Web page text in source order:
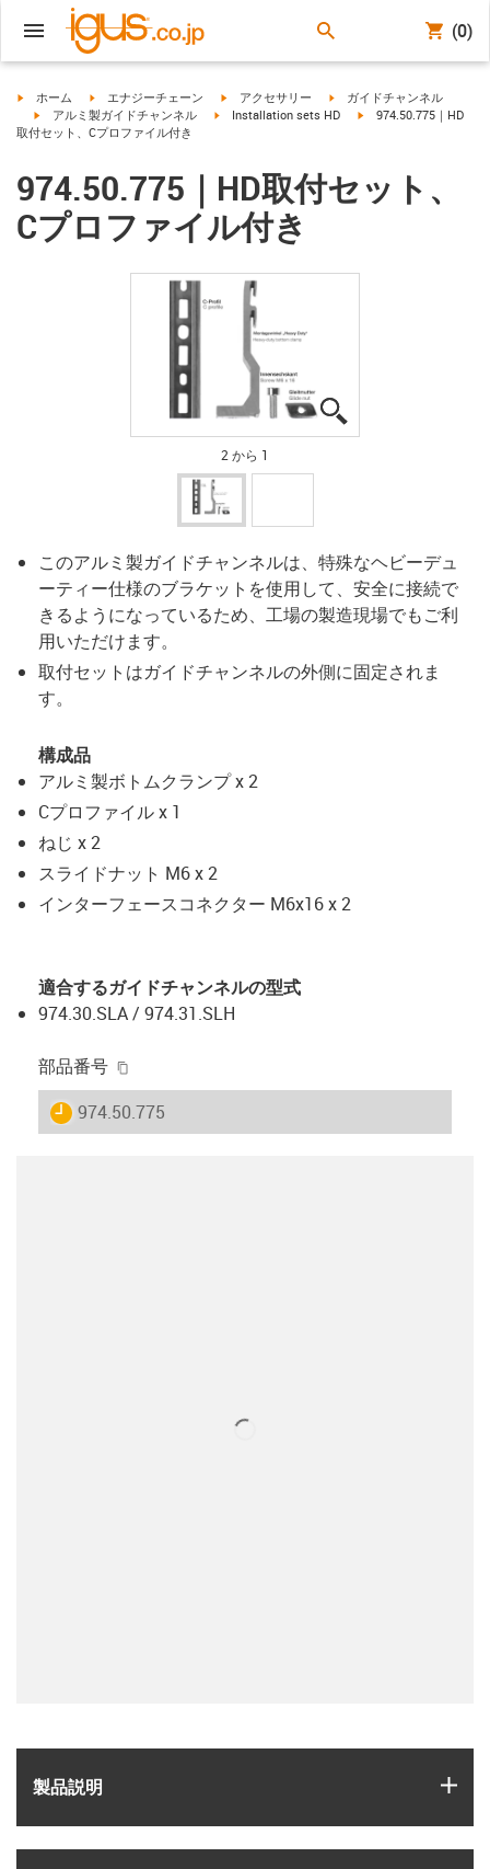
(0)
igus-icon-arrow-right
ホーム igus-icon-arrow-right
エナジーチェーン igus-icon-arrow-right
アクセサリー igus-icon-arrow-right
ガイドチャンネル
igus-icon-arrow-right
アルミ製ガイドチャンネル igus-icon-arrow-right
Installation sets HD igus-icon-arrow-right
974.50.775｜HD
取付セット、Cプロファイル付き
974.50.775｜HD取付セット、
Cプロファイル付き
2 から 1
このアルミ製ガイドチャンネルは、特殊なヘビーデュ
ーティー仕様のブラケットを使用して、安全に接続で
きるようになっているため、工場の製造現場でもご利
用いただけます。
取付セットはガイドチャンネルの外側に固定されま
す。
構成品
アルミ製ボトムクランプ x 2
Cプロファイル x 1
ねじ x 2
スライドナット M6 x 2
インターフェースコネクター M6x16 x 2
適合するガイドチャンネルの型式
974.30.SLA / 974.31.SLH
部品番号
igus-icon-lieferzeit
974.50.775
製品説明